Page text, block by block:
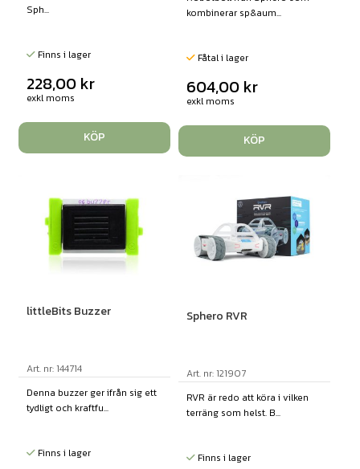
Sph...
Finns i lager
228,00 kr
exkl moms
KÖP
kombinerar sp&aum...
Fåtal i lager
604,00 kr
exkl moms
KÖP
littleBits Buzzer
Art. nr: 144714
Denna buzzer ger ifrån sig ett
tydligt och kraftfu...
Finns i lager
Sphero RVR
Art. nr: 121907
RVR är redo att köra i vilken
terräng som helst. B...
Finns i lager